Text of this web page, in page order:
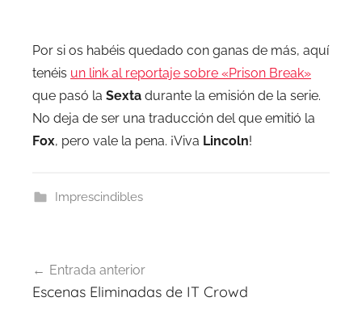
Por si os habéis quedado con ganas de más, aquí
tenéis un link al reportaje sobre «Prison Break»
que pasó la Sexta durante la emisión de la serie.
No deja de ser una traducción del que emitió la
Fox, pero vale la pena. ¡Viva Lincoln!
Imprescindibles
de
Entrada anterior
Escenas Eliminadas de IT Crowd